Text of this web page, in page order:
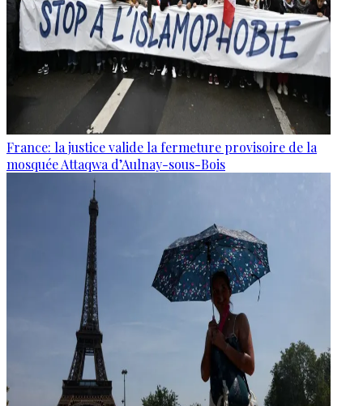
France: la justice valide la fermeture provisoire de la
mosquée Attaqwa d’Aulnay-sous-Bois